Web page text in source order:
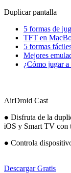
Duplicar pantalla
5 formas de
TFT en
5 formas
Mejores
¿Cómo jugar
AirDroid Cast
● Disfruta de la
iOS y Smart TV con
● Controla
Descargar Gratis